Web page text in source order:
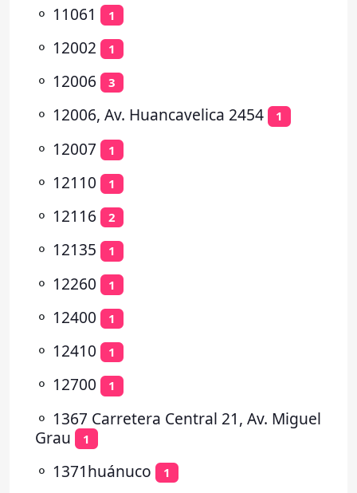
⚬ 11061 1
⚬ 12002 1
⚬ 12006 3
⚬ 12006, Av. Huancavelica 2454 1
⚬ 12007 1
⚬ 12110 1
⚬ 12116 2
⚬ 12135 1
⚬ 12260 1
⚬ 12400 1
⚬ 12410 1
⚬ 12700 1
⚬ 1367 Carretera Central 21, Av. Miguel
Grau
1
⚬ 1371huánuco 1